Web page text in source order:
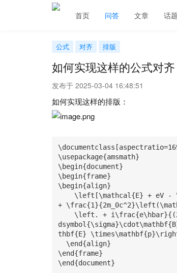
首页 问答 文章 话题
公式 对齐 排版
如何实现这样的公式对齐
发布于 2025-03-04 16:48:51
如何实现这样的排版：
\usepackage{amsmath}
\begin{document}
\begin{frame}
\begin{align}
+
thbf{E}
\end{frame}
\end{document}